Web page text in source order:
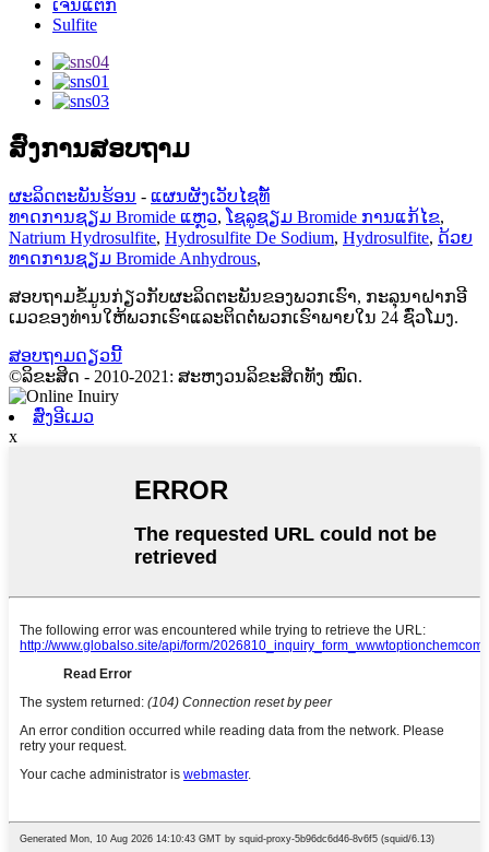
ເຈນແຕກ
Sulfite
ສົ່ງການສອບຖາມ
ຜະລິດຕະພັນຮ້ອນ - ແຜນຜັງເວັບໄຊທ໌້
ທາດການຊຽມ Bromide ແຫຼວ, ໂຊລູຊຽມ Bromide ການແກ້ໄຂ,
Natrium Hydrosulfite, Hydrosulfite De Sodium, Hydrosulfite, ດ້ວຍ
ທາດການຊຽມ Bromide Anhydrous,
ສອບຖາມຂໍ້ມູນກ່ຽວກັບຜະລິດຕະພັນຂອງພວກເຮົາ, ກະລຸນາຝາກອີ
ເມວຂອງທ່ານໃຫ້ພວກເຮົາແລະຕິດຕໍ່ພວກເຮົາພາຍໃນ 24 ຊົ່ວໂມງ.
ສອບຖາມດຽວນີ້
©ລິຂະສິດ - 2010-2021: ສະຫງວນລິຂະສິດທັງ ໝົດ.
ສົ່ງອີເມວ
x